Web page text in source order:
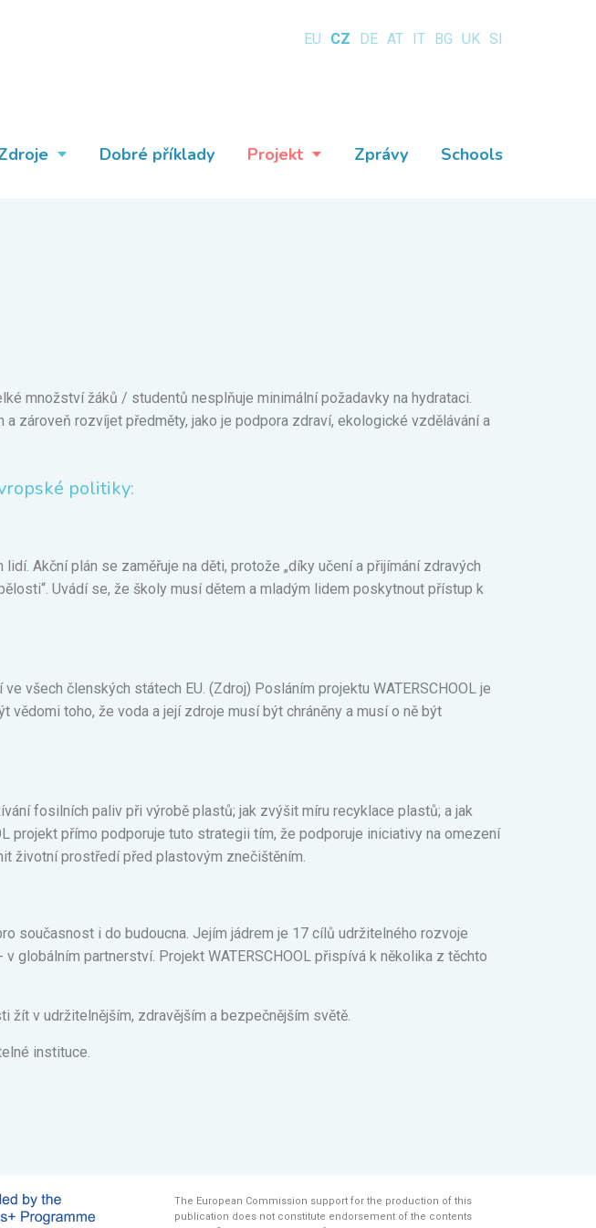
EU CZ DE AT IT BG UK SI
Dobré příklady Projekt Zprávy Schools
množství žáků / studentů nesplňuje minimální požadavky na hydrataci.
zároveň rozvíjet předměty, jako je podpora zdraví, ekologické vzdělávání a
politiky:
Akční plán se zaměřuje na děti, protože „díky učení a přijímání zdravých
Uvádí se, že školy musí dětem a mladým lidem poskytnout přístup k
všech členských státech EU. (Zdroj) Posláním projektu WATERSCHOOL je
toho, že voda a její zdroje musí být chráněny a musí o ně být
fosilních paliv při výrobě plastů; jak zvýšit míru recyklace plastů; a jak
projekt přímo podporuje tuto strategii tím, že podporuje iniciativy na omezení
životní prostředí před plastovým znečištěním.
současnost i do budoucna. Jejím jádrem je 17 cílů udržitelného rozvoje
globálním partnerství. Projekt WATERSCHOOL přispívá k několika z těchto
žít v udržitelnějším, zdravějším a bezpečnějším světě.
instituce.
The European Commission support for the production of this
publication does not constitute endorsement of the contents